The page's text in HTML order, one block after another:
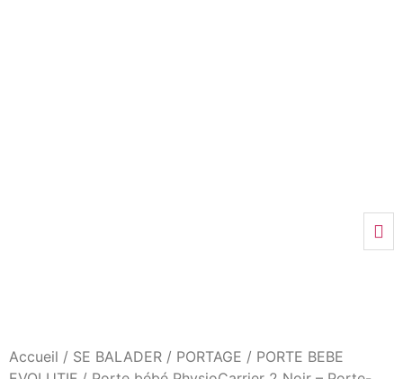
Accueil / SE BALADER / PORTAGE / PORTE BEBE